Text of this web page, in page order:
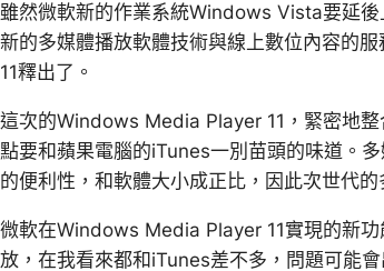
雖然微軟新的作業系統Windows Vista要延
新的多媒體播放軟體技術與線上數位內容的
11釋出了。
這次的Windows Media Player 11，緊密地
點要和蘋果電腦的iTunes一別苗頭的味道。
的便利性，和軟體大小成正比，因此次世代
微軟在Windows Media Player 11實現的新
放，在我看來都和iTunes差不多，問題可能